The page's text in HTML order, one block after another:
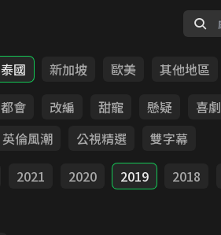
泰國 新加坡 歐美
其他地區
都會 改編 甜寵 懸疑 喜劇
英倫風潮 公視精選
雙字幕
2021 2020 2019 2018